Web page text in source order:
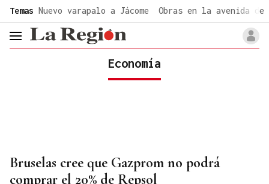
Temas Nuevo varapalo a Jácome Obras en la avenida de
header.menu.open
Economía
Bruselas cree que Gazprom no podrá
comprar el 20% de Repsol